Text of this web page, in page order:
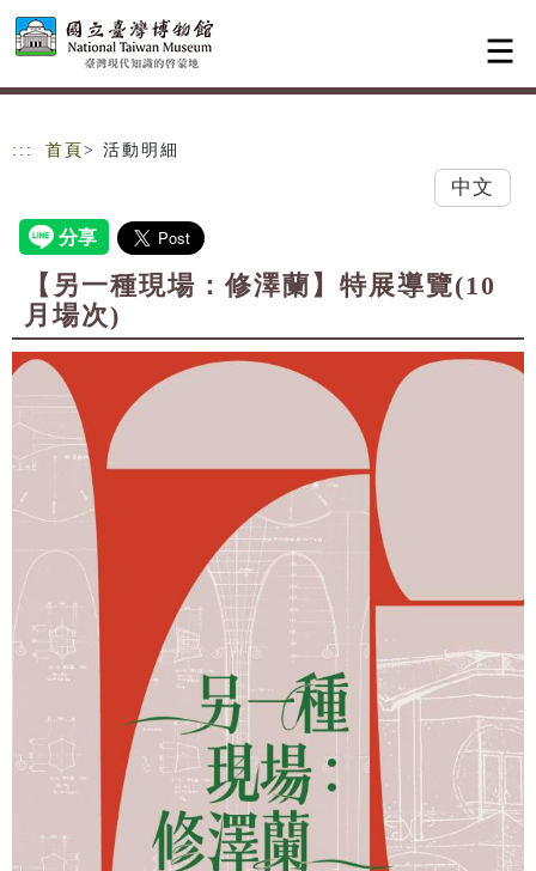
跳到主要內容
網站導覽
::: 首頁 > 活動明細
中文
【另一種現場：修澤蘭】特展導覽(10
月場次)